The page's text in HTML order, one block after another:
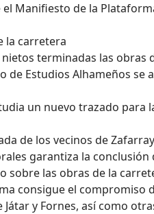
el Manifiesto de la
la carretera
nietos terminadas las obras
de Estudios Alhameños
un nuevo trazado para
de los vecinos de
garantiza la conclusión
sobre las obras de la
consigue el compromiso
Játar y Fornes, así como